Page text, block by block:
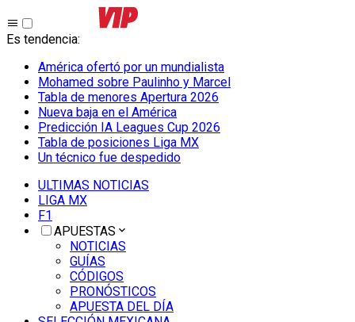
Es tendencia:
América ofertó por un mundialista
Mohamed sobre Paulinho y Marcel
Tabla de menores Apertura 2026
Nueva baja en el América
Predicción IA Leagues Cup 2026
Tabla de posiciones Liga MX
Un técnico fue despedido
ULTIMAS NOTICIAS
LIGA MX
F1
APUESTAS
NOTICIAS
GUÍAS
CÓDIGOS
PRONÓSTICOS
APUESTA DEL DÍA